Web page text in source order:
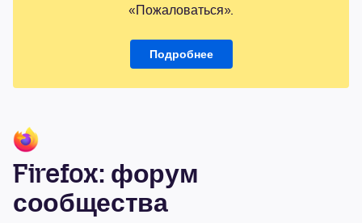
«Пожаловаться».
Подробнее
Firefox: форум
сообщества